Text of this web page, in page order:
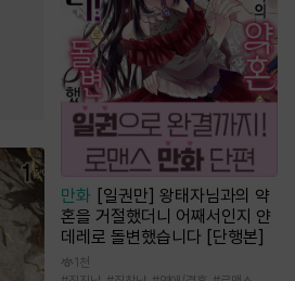
만화
[일권만] 왕태자님과의 약
혼을 거절했더니 어째서인지 얀
데레로 돌변했습니다 [단행본]
1천